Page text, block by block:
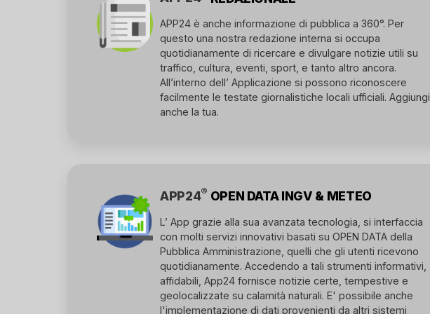
APP24 è anche informazione di pubblica a 360°. Per
questo una nostra redazione interna si occupa
quotidianamente di ricercare e divulgare notizie utili su
traffico, cultura, eventi, sport, e tanto altro ancora.
All’interno dell’ Applicazione si possono riconoscere
facilmente le testate giornalistiche locali ufficiali. Aggiungi
anche la tua.
APP24® OPEN DATA INGV & METEO
L’ App grazie alla sua avanzata tecnologia, si interfaccia
con molti servizi innovativi basati su OPEN DATA della
Pubblica Amministrazione, quelli che gli utenti ricevono
quotidianamente. Accedendo a tali strumenti informativi,
affidabili, App24 fornisce notizie certe, tempestive e
geolocalizzate su calamità naturali. E' possibile anche
l'implementazione di dati provenienti da altri sistemi